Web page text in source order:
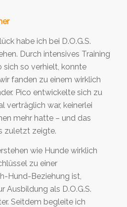
habe ich bei D.O.G.S.
Durch intensives Training
sich so verhielt, konnte
fanden zu einem wirklich
Pico entwickelte sich zu
verträglich war, keinerlei
mehr hatte – und das
zuletzt zeigte.
wie Hunde wirklich
zu einer
Hund-Beziehung ist,
Ausbildung als D.O.G.S.
Seitdem begleite ich